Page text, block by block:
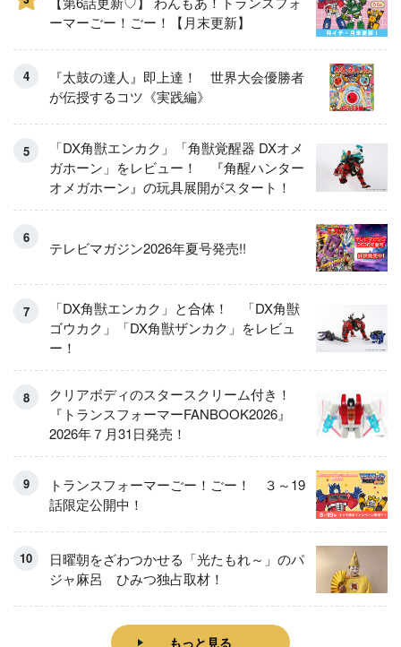
ーマーごー！ごー！【月末更新】
『太鼓の達人』即上達！ 世界大会優勝者
が伝授するコツ《実践編》
「DX角獣エンカク」「角獣覚醒器 DXオメ
ガホーン」をレビュー！ 『角醒ハンター
オメガホーン』の玩具展開がスタート！
テレビマガジン2026年夏号発売!!
「DX角獣エンカク」と合体！ 「DX角獣
ゴウカク」「DX角獣ザンカク」をレビュ
ー！
クリアボディのスタースクリーム付き！
『トランスフォーマーFANBOOK2026』
2026年７月31日発売！
トランスフォーマーごー！ごー！ ３～19
話限定公開中！
日曜朝をざわつかせる「光たもれ～」のパ
ジャ麻呂 ひみつ独占取材！
もっと見る